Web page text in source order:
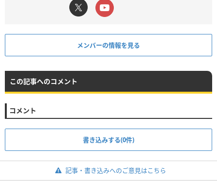
メンバーの情報を見る
この記事へのコメント
コメント
書き込みする(0件)
記事・書き込みへのご意見はこちら